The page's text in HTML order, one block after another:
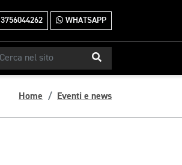
3756044262 WHATSAPP
Home Eventi e news